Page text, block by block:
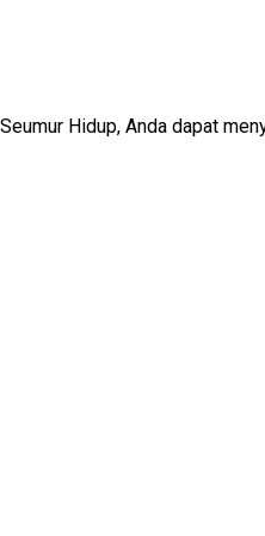
Hidup, Anda dapat